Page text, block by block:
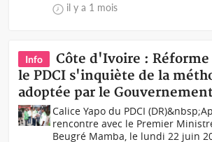
il y a 1 mois
Info
Côte d'Ivoire :
le PDCI s'inquiète de la
adoptée par le
Calice Yapo du PDCI
rencontre avec le Premier
Beugré Mamba, le lundi 22 juin